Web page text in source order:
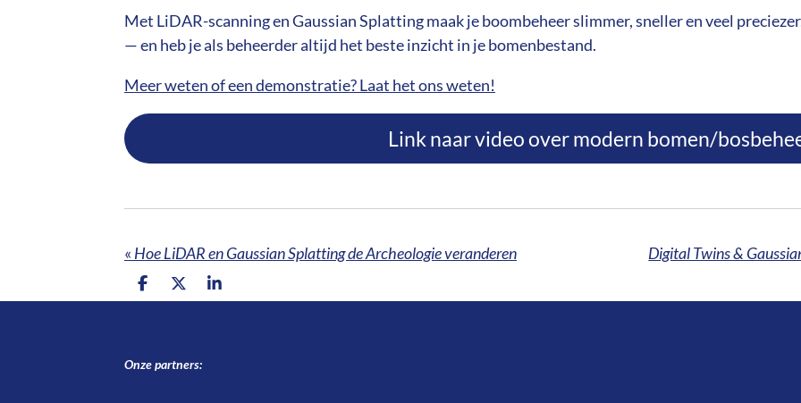
Met LiDAR-scanning en Gaussian Splatting maak je boombeheer slimmer, sneller en veel
— en heb je als beheerder altijd het beste inzicht in je bomenbestand.
Meer weten of een demonstratie? Laat het ons weten!
Link naar video over modern bomen/
« Hoe LiDAR en Gaussian Splatting de Archeologie veranderen
D
e
D
e
S
h
Onze partners: